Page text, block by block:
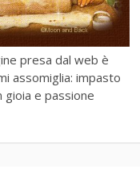
presa dal web è
assomiglia: impasto
gioia e passione